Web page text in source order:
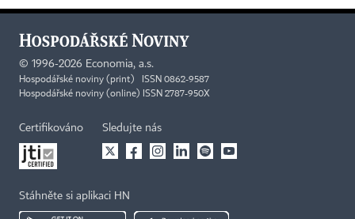
© 1996-2026 Economia, a.s.
Hospodářské noviny (print) ISSN 0862-9587
Hospodářské noviny (online) ISSN 2787-950X
Certifikováno Sledujte nás
Stáhněte si aplikaci HN